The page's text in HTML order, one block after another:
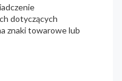
dotyczących
znaki towarowe lub